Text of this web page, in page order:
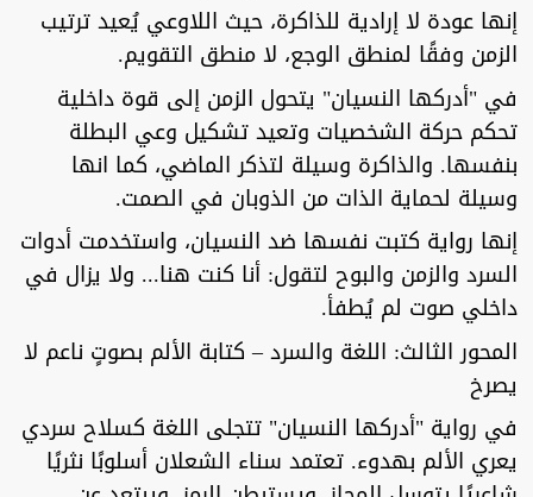
إنها عودة لا إرادية للذاكرة، حيث اللاوعي يُعيد ترتيب
الزمن وفقًا لمنطق الوجع، لا منطق التقويم.
في "أدركها النسيان" يتحول الزمن إلى قوة داخلية
تحكم حركة الشخصيات وتعيد تشكيل وعي البطلة
بنفسها. والذاكرة وسيلة لتذكر الماضي، كما انها
وسيلة لحماية الذات من الذوبان في الصمت.
إنها رواية كتبت نفسها ضد النسيان، واستخدمت أدوات
السرد والزمن والبوح لتقول: أنا كنت هنا... ولا يزال في
داخلي صوت لم يُطفأ.
المحور الثالث: اللغة والسرد – كتابة الألم بصوتٍ ناعم لا
يصرخ
في رواية "أدركها النسيان" تتجلى اللغة كسلاح سردي
يعري الألم بهدوء. تعتمد سناء الشعلان أسلوبًا نثريًا